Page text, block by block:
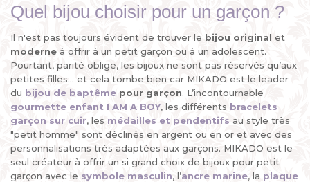
Quel bijou choisir pour un garçon ?
Il n'est pas toujours évident de trouver le bijou original et
moderne à offrir à un petit garçon ou à un adolescent.
Pourtant, parité oblige, les bijoux ne sont pas réservés qu’aux
petites filles... et cela tombe bien car MIKADO est le leader
du bijou de baptême pour garçon. L’incontournable
gourmette enfant I AM A BOY, les différents bracelets
garçon sur cuir, les médailles et pendentifs au style très
"petit homme" sont déclinés en argent ou en or et avec des
personnalisations très adaptées aux garçons. MIKADO est le
seul créateur à offrir un si grand choix de bijoux pour petit
garçon avec le symbole masculin, l’ancre marine, la plaque